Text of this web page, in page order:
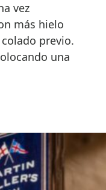
vez
más hielo
previo.
una